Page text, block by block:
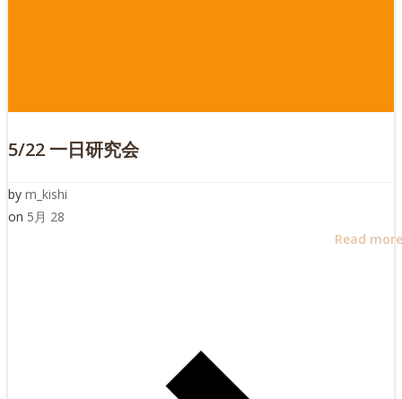
5/22 一日研究会
by m_kishi
on 5月 28
Read more